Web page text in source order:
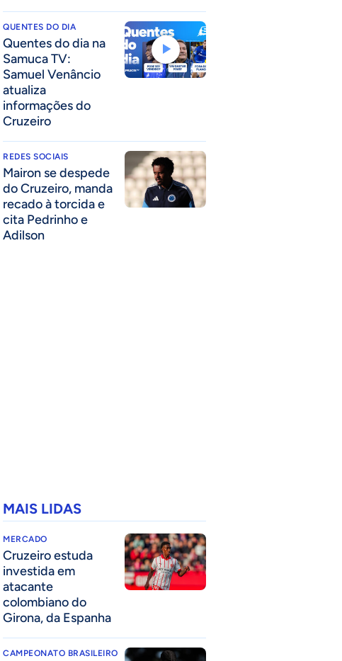
QUENTES DO DIA
Quentes do dia na
Samuca TV:
Samuel Venâncio
atualiza
informações do
Cruzeiro
REDES SOCIAIS
Mairon se despede
do Cruzeiro, manda
recado à torcida e
cita Pedrinho e
Adilson
MAIS LIDAS
MERCADO
Cruzeiro estuda
investida em
atacante
colombiano do
Girona, da Espanha
CAMPEONATO BRASILEIRO